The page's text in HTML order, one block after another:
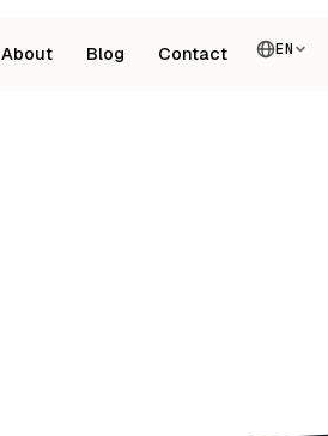
About Blog Contact EN